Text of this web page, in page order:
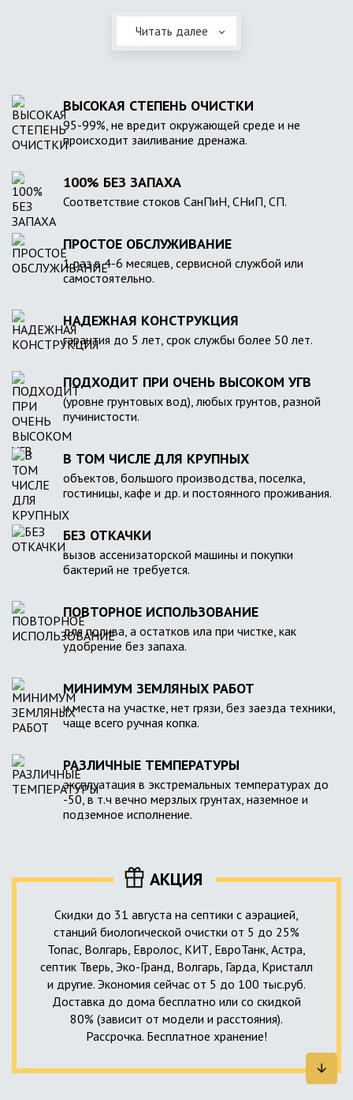
Читать далее
ВЫСОКАЯ СТЕПЕНЬ ОЧИСТКИ
95-99%, не вредит окружающей среде и не
происходит заиливание дренажа.
100% БЕЗ ЗАПАХА
Соответствие стоков СанПиН, СНиП, СП.
ПРОСТОЕ ОБСЛУЖИВАНИЕ
1 раз в 4-6 месяцев, сервисной службой или
самостоятельно.
НАДЕЖНАЯ КОНСТРУКЦИЯ
гарантия до 5 лет, срок службы более 50 лет.
ПОДХОДИТ ПРИ ОЧЕНЬ ВЫСОКОМ УГВ
(уровне грунтовых вод), любых грунтов, разной
пучинистости.
В ТОМ ЧИСЛЕ ДЛЯ КРУПНЫХ
объектов, большого производства, поселка,
гостиницы, кафе и др. и постоянного проживания.
БЕЗ ОТКАЧКИ
вызов ассенизаторской машины и покупки
бактерий не требуется.
ПОВТОРНОЕ ИСПОЛЬЗОВАНИЕ
для полива, а остатков ила при чистке, как
удобрение без запаха.
МИНИМУМ ЗЕМЛЯНЫХ РАБОТ
и места на участке, нет грязи, без заезда техники,
чаще всего ручная копка.
РАЗЛИЧНЫЕ ТЕМПЕРАТУРЫ
эксплуатация в экстремальных температурах до
-50, в т.ч вечно мерзлых грунтах, наземное и
подземное исполнение.
АКЦИЯ
Скидки до 31 августа на септики с аэрацией,
станций биологической очистки от 5 до 25%
Топас, Волгарь, Евролос, КИТ, ЕвроТанк, Астра,
септик Тверь, Эко-Гранд, Волгарь, Гарда, Кристалл
и другие. Экономия сейчас от 5 до 100 тыс.руб.
Доставка до дома бесплатно или со скидкой
80% (зависит от модели и расстояния).
Рассрочка. Бесплатное хранение!